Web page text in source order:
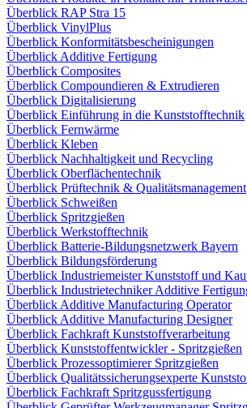
Überblick RAP Stra 15
Überblick VinylPlus
Überblick Konformitätsbescheinigungen
Überblick Additive Fertigung
Überblick Composites
Überblick Compoundieren & Extrudieren
Überblick Digitalisierung
Überblick Einführung in die Kunststofftechnik
Überblick Fernwärme
Überblick Kleben
Überblick Nachhaltigkeit und Recycling
Überblick Oberflächentechnik
Überblick Prüftechnik & Qualitätsmanagement
Überblick Schweißen
Überblick Spritzgießen
Überblick Werkstofftechnik
Überblick Batterie-Bildungsnetzwerk Bayern
Überblick Bildungsförderung
Überblick Industriemeister Kunststoff und
Überblick Industrietechniker Additive
Überblick Additive Manufacturing Operator
Überblick Additive Manufacturing Designer
Überblick Fachkraft Kunststoffverarbeitung
Überblick Kunststoffentwickler - Spritzgießen
Überblick Prozessoptimierer Spritzgießen
Überblick Qualitätssicherungsexperte
Überblick Fachkraft Spritzgussfertigung